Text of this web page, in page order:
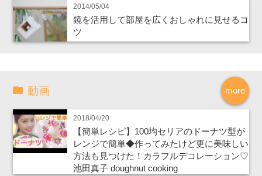
2014/05/04
鏡を活用して部屋を広くおしゃれに見せるコ
ツ
more
動画
2018/04/20
【簡単レシピ】100均セリアのドーナツ型が
レンジで簡単◆作ってみたけど更に美味しい
方法も見つけた！カラフルデコレーション♡
池田真子 doughnut cooking